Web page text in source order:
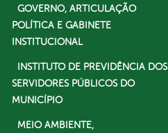
GOVERNO, ARTICULAÇÃO
POLÍTICA E GABINETE
INSTITUCIONAL
INSTITUTO DE PREVIDÊNCIA DOS
SERVIDORES PÚBLICOS DO
MUNICÍPIO
MEIO AMBIENTE,